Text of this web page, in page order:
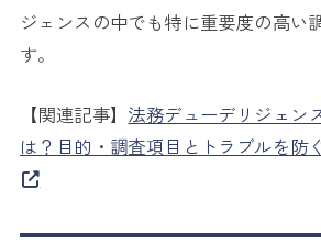
ジェンスの中でも特に重要度の高い
す。
【関連記事】 法務デューデリジェン
は？目的・調査項目とトラブルを防